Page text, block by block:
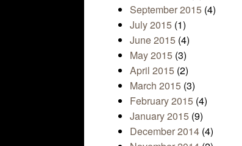
September 2015 (4)
July 2015 (1)
June 2015 (4)
May 2015 (3)
April 2015 (2)
March 2015 (3)
February 2015 (4)
January 2015 (9)
December 2014 (4)